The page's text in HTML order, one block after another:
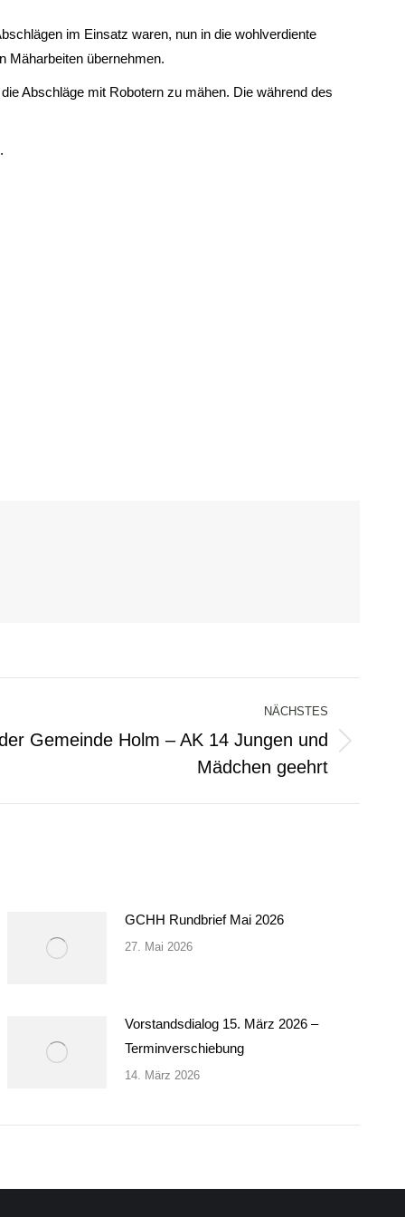
im Einsatz waren, nun in die wohlverdiente
Mäharbeiten übernehmen.
Abschläge mit Robotern zu mähen. Die während des
NÄCHSTES
Gemeinde Holm – AK 14 Jungen und
Mädchen geehrt
GCHH Rundbrief Mai 2026
27. Mai 2026
Vorstandsdialog 15. März 2026 –
Terminverschiebung
14. März 2026